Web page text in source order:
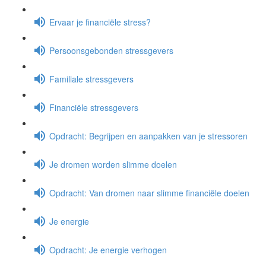
Ervaar je financiële stress?
Persoonsgebonden stressgevers
Familiale stressgevers
Financiële stressgevers
Opdracht: Begrijpen en aanpakken van je stressoren
Je dromen worden slimme doelen
Opdracht: Van dromen naar slimme financiële doelen
Je energie
Opdracht: Je energie verhogen